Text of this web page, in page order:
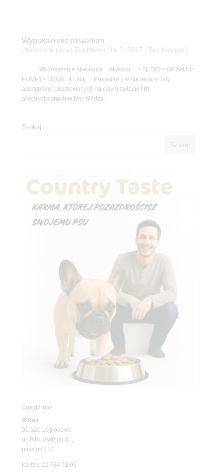
Wyposażenie akwarium
utworzone przez ZooNemo lis 3, 2017 | Bez kategorii
Wyposażenie akwarium Akwaria > FILTRY> GRZAŁKI>
POMPY> OŚWIETLENIE Posiadamy w sprzedaży cały
asortyment renomowanych na całym świecie firm
akwarystycznych w tym między...
Szukaj
Znajdź nas
Adres
05-120 Legionowo
ul. Piłsudskiego 31,
pawilon 134
tel./fax. 22 784 71 96